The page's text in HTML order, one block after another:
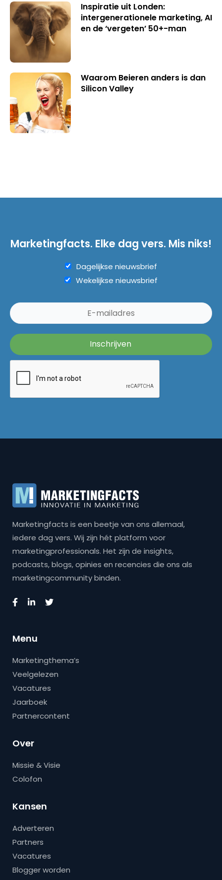
Inspiratie uit Londen:
intergenerationele marketing, AI
en de ‘vergeten’ 50+-man
Waarom Beieren anders is dan
Silicon Valley
Marketingfacts. Elke dag vers. Mis niks!
Dagelijkse nieuwsbrief
Wekelijkse nieuwsbrief
Marketingfacts is een beetje van ons allemaal,
iedere dag vers. Wij zijn hét platform voor
marketingprofessionals. Het zijn de insights,
podcasts, blogs, opinies en recencies die ons als
marketingcommunity binden.
Menu
Marketingthema’s
Veelgelezen
Vacatures
Jaarboek
Partnercontent
Over
Missie & Visie
Colofon
Kansen
Adverteren
Partners
Vacatures
Blogger worden